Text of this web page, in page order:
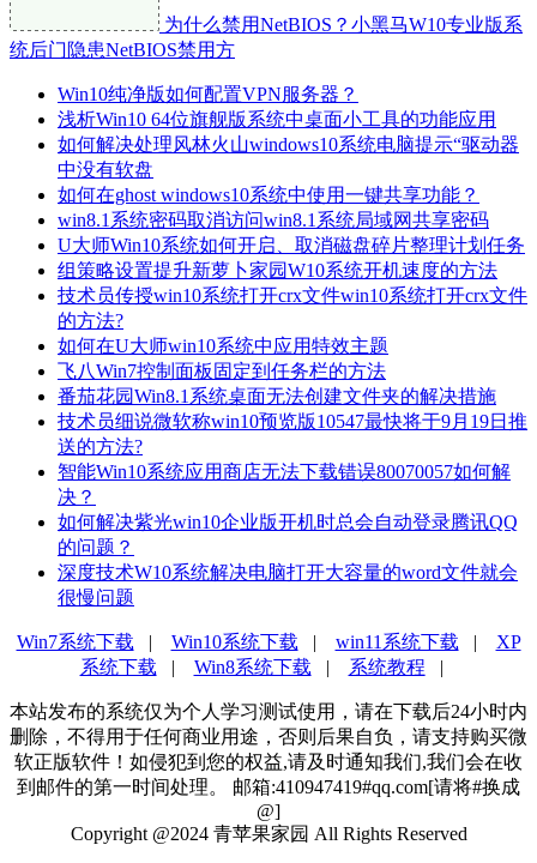
为什么禁用NetBIOS？小黑马W10专业版系
统后门隐患NetBIOS禁用方
Win10纯净版如何配置VPN服务器？
浅析Win10 64位旗舰版系统中桌面小工具的功能应用
如何解决处理风林火山windows10系统电脑提示“驱动器
中没有软盘
如何在ghost windows10系统中使用一键共享功能？
win8.1系统密码取消访问win8.1系统局域网共享密码
U大师Win10系统如何开启、取消磁盘碎片整理计划任务
组策略设置提升新萝卜家园W10系统开机速度的方法
技术员传授win10系统打开crx文件win10系统打开crx文件
的方法?
如何在U大师win10系统中应用特效主题
飞八Win7控制面板固定到任务栏的方法
番茄花园Win8.1系统桌面无法创建文件夹的解决措施
技术员细说微软称win10预览版10547最快将于9月19日推
送的方法?
智能Win10系统应用商店无法下载错误80070057如何解
决？
如何解决紫光win10企业版开机时总会自动登录腾讯QQ
的问题？
深度技术W10系统解决电脑打开大容量的word文件就会
很慢问题
Win7系统下载 | Win10系统下载 | win11系统下载 | XP
系统下载 | Win8系统下载 | 系统教程 |
本站发布的系统仅为个人学习测试使用，请在下载后24小时内
删除，不得用于任何商业用途，否则后果自负，请支持购买微
软正版软件！如侵犯到您的权益,请及时通知我们,我们会在收
到邮件的第一时间处理。 邮箱:410947419#qq.com[请将#换成
@]
Copyright @2024 青苹果家园 All Rights Reserved